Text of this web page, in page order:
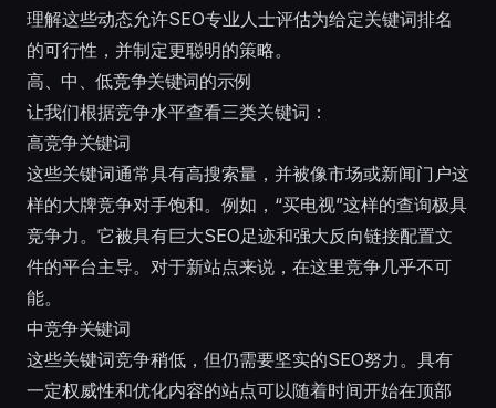
理解这些动态允许SEO专业人士评估为给定关键词排名
的可行性，并制定更聪明的策略。
高、中、低竞争关键词的示例
让我们根据竞争水平查看三类关键词：
高竞争关键词
这些关键词通常具有高搜索量，并被像市场或新闻门户这
样的大牌竞争对手饱和。例如，“买电视”这样的查询极具
竞争力。它被具有巨大SEO足迹和强大反向链接配置文
件的平台主导。对于新站点来说，在这里竞争几乎不可
能。
中竞争关键词
这些关键词竞争稍低，但仍需要坚实的SEO努力。具有
一定权威性和优化内容的站点可以随着时间开始在顶部